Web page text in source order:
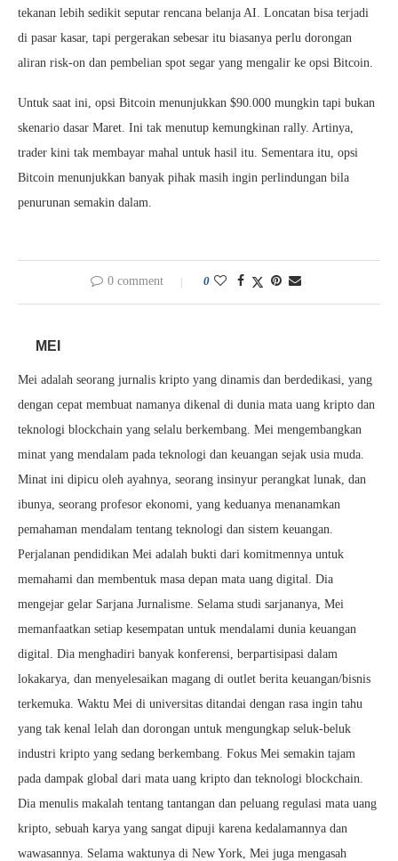
tekanan lebih sedikit seputar rencana belanja AI. Loncatan bisa terjadi
di pasar kasar, tapi pergerakan sebesar itu biasanya perlu dorongan
aliran risk-on dan pembelian spot segar yang mengalir ke opsi Bitcoin.
Untuk saat ini, opsi Bitcoin menunjukkan $90.000 mungkin tapi bukan
skenario dasar Maret. Ini tak menutup kemungkinan rally. Artinya,
trader kini tak membayar mahal untuk hasil itu. Sementara itu, opsi
Bitcoin menunjukkan banyak pihak masih ingin perlindungan bila
penurunan semakin dalam.
0 comment 0
MEI
Mei adalah seorang jurnalis kripto yang dinamis dan berdedikasi, yang
dengan cepat membuat namanya dikenal di dunia mata uang kripto dan
teknologi blockchain yang selalu berkembang. Mei mengembangkan
minat yang mendalam pada teknologi dan keuangan sejak usia muda.
Minat ini dipicu oleh ayahnya, seorang insinyur perangkat lunak, dan
ibunya, seorang profesor ekonomi, yang keduanya menanamkan
pemahaman mendalam tentang teknologi dan sistem keuangan.
Perjalanan pendidikan Mei adalah bukti dari komitmennya untuk
memahami dan membentuk masa depan mata uang digital. Dia
mengejar gelar Sarjana Jurnalisme. Selama studi sarjananya, Mei
memanfaatkan setiap kesempatan untuk mendalami dunia keuangan
digital. Dia menghadiri banyak konferensi, berpartisipasi dalam
lokakarya, dan menyelesaikan magang di outlet berita keuangan/bisnis
terkemuka. Waktu Mei di universitas ditandai dengan rasa ingin tahu
yang tak kenal lelah dan dorongan untuk mengungkap seluk-beluk
industri kripto yang sedang berkembang. Fokus Mei semakin tajam
pada dampak global dari mata uang kripto dan teknologi blockchain.
Dia menulis makalah tentang tantangan dan peluang regulasi mata uang
kripto, sebuah karya yang sangat dipuji karena kedalamannya dan
wawasannya. Selama waktunya di New York, Mei juga mengasah